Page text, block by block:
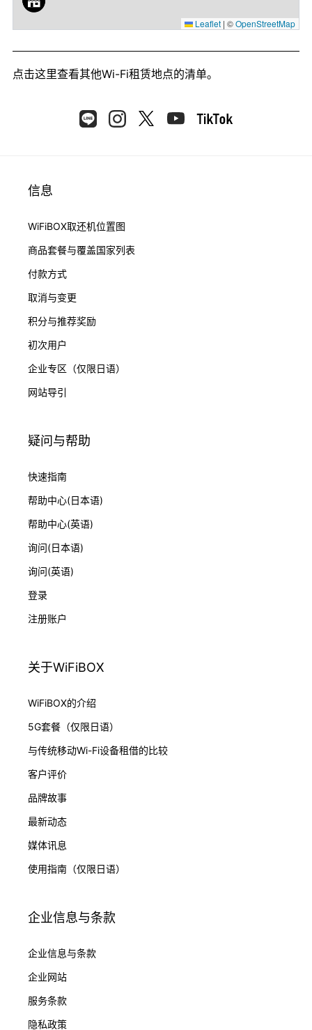
Leaflet | ©OpenStreetMap
点击这里查看其他Wi-Fi租赁地点的清单。
信息
WiFiBOX取还机位置图
商品套餐与覆盖国家列表
付款方式
取消与变更
积分与推荐奖励
初次用户
企业专区（仅限日语）
网站导引
疑问与帮助
快速指南
帮助中心(日本语)
帮助中心(英语)
询问(日本语)
询问(英语)
登录
注册账户
关于WiFiBOX
WiFiBOX的介绍
5G套餐（仅限日语）
与传统移动Wi-Fi设备租借的比较
客户评价
品牌故事
最新动态
媒体讯息
使用指南（仅限日语）
企业信息与条款
企业信息与条款
企业网站
服务条款
隐私政策